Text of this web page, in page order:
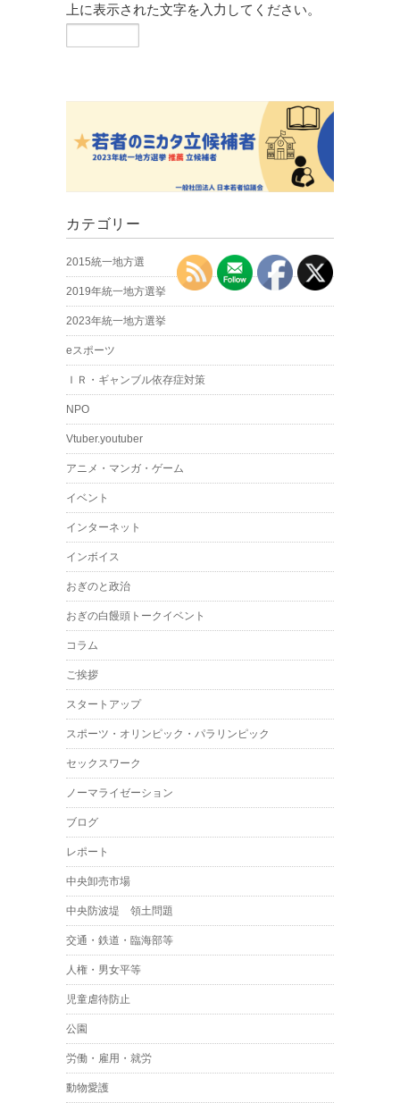
上に表示された文字を入力してください。
カテゴリー
2015統一地方選
2019年統一地方選挙
2023年統一地方選挙
eスポーツ
ＩＲ・ギャンブル依存症対策
NPO
Vtuber.youtuber
アニメ・マンガ・ゲーム
イベント
インターネット
インボイス
おぎのと政治
おぎの白饅頭トークイベント
コラム
ご挨拶
スタートアップ
スポーツ・オリンピック・パラリンピック
セックスワーク
ノーマライゼーション
ブログ
レポート
中央卸売市場
中央防波堤 領土問題
交通・鉄道・臨海部等
人権・男女平等
児童虐待防止
公園
労働・雇用・就労
動物愛護